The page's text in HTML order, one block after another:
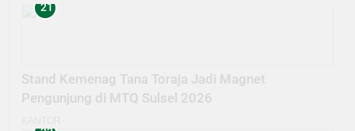
21
Stand Kemenag Tana Toraja Jadi Magnet
Pengunjung di MTQ Sulsel 2026
KANTOR